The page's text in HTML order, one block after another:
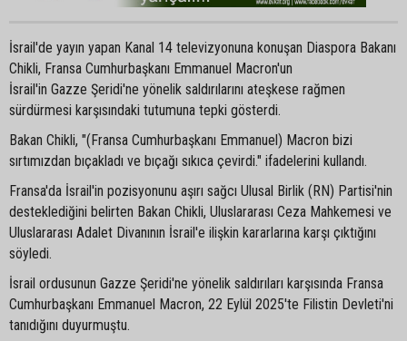
İsrail'de yayın yapan Kanal 14 televizyonuna konuşan Diaspora Bakanı
Chikli, Fransa Cumhurbaşkanı Emmanuel Macron'un
İsrail'in Gazze Şeridi'ne yönelik saldırılarını ateşkese rağmen
sürdürmesi karşısındaki tutumuna tepki gösterdi.
Bakan Chikli, "(Fransa Cumhurbaşkanı Emmanuel) Macron bizi
sırtımızdan bıçakladı ve bıçağı sıkıca çevirdi." ifadelerini kullandı.
Fransa'da İsrail'in pozisyonunu aşırı sağcı Ulusal Birlik (RN) Partisi'nin
desteklediğini belirten Bakan Chikli, Uluslararası Ceza Mahkemesi ve
Uluslararası Adalet Divanının İsrail'e ilişkin kararlarına karşı çıktığını
söyledi.
İsrail ordusunun Gazze Şeridi'ne yönelik saldırıları karşısında Fransa
Cumhurbaşkanı Emmanuel Macron, 22 Eylül 2025'te Filistin Devleti'ni
tanıdığını duyurmuştu.